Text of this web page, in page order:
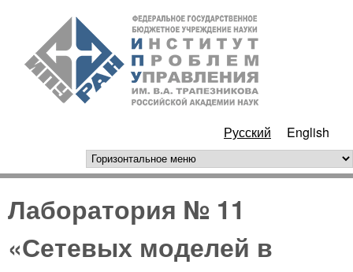
Перейти к основному
содержанию
РАН
Русский English
горизонтальное меню
Лаборатория № 11
«Сетевых моделей в